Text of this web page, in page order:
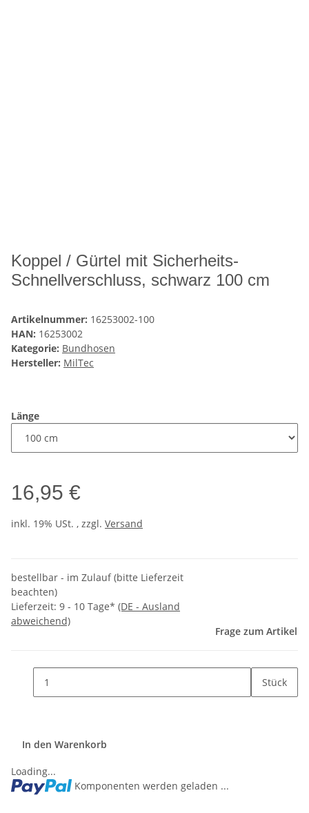
Koppel / Gürtel mit Sicherheits-
Schnellverschluss, schwarz 100 cm
Artikelnummer: 16253002-100
HAN: 16253002
Kategorie: Bundhosen
Hersteller: MilTec
Länge
16,95 €
inkl. 19% USt. , zzgl. Versand
bestellbar - im Zulauf (bitte Lieferzeit
beachten)
Lieferzeit: 9 - 10 Tage* (DE - Ausland
abweichend)
Frage zum Artikel
Stück
In den Warenkorb
Loading...
Komponenten werden geladen ...